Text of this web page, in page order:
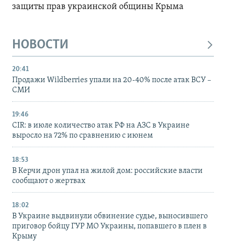
защиты прав украинской общины Крыма
НОВОСТИ
20:41
Продажи Wildberries упали на 20-40% после атак ВСУ –
СМИ
19:46
CIR: в июле количество атак РФ на АЗС в Украине
выросло на 72% по сравнению с июнем
18:53
В Керчи дрон упал на жилой дом: российские власти
сообщают о жертвах
18:02
В Украине выдвинули обвинение судье, выносившего
приговор бойцу ГУР МО Украины, попавшего в плен в
Крыму